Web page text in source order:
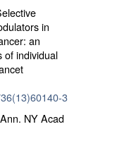
in
an
of individual
3
NY Acad